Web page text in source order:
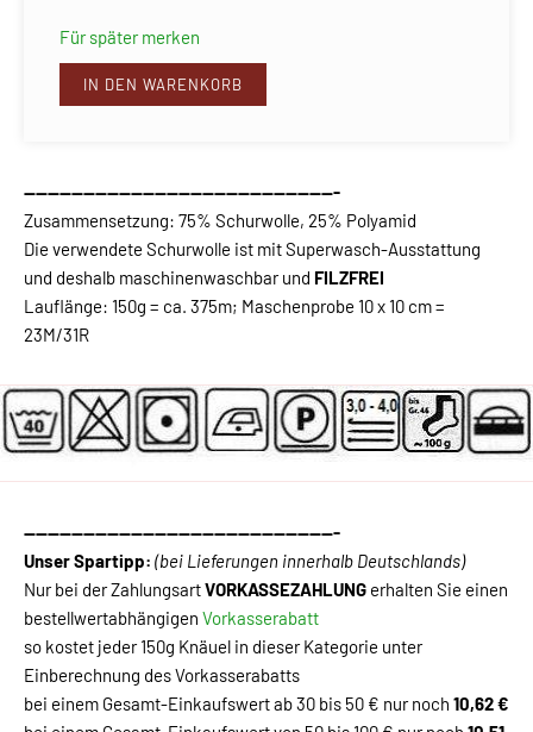
Für später merken
IN DEN WARENKORB
-----------------------------------------------------
Zusammensetzung: 75% Schurwolle, 25% Polyamid
Die verwendete Schurwolle ist mit Superwasch-Ausstattung
und deshalb maschinenwaschbar und FILZFREI
Lauflänge: 150g = ca. 375m; Maschenprobe 10 x 10 cm =
23M/31R
-----------------------------------------------------
Unser Spartipp: (bei Lieferungen innerhalb Deutschlands)
Nur bei der ZahlungsartVORKASSEZAHLUNG erhalten Sie einen
bestellwertabhängigen Vorkasserabatt
so kostet jeder 150g Knäuel in dieser Kategorie unter
Einberechnung des Vorkasserabatts
bei einem Gesamt-Einkaufswert ab 30 bis 50 € nur noch 10,62 €